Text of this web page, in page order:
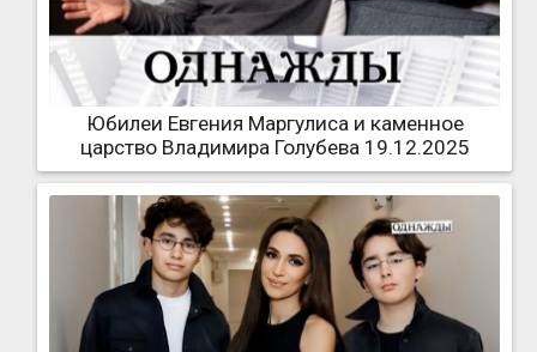
Юбилеи Евгения Маргулиса и каменное
царство Владимира Голубева 19.12.2025